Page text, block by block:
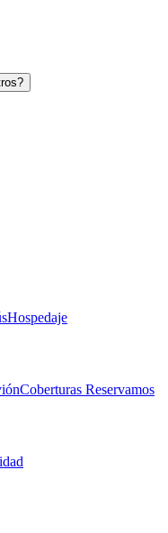
Hospedaje
Coberturas Reservamos